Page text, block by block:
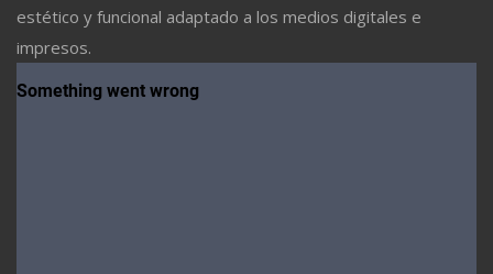
estético y funcional adaptado a los medios digitales e
impresos.